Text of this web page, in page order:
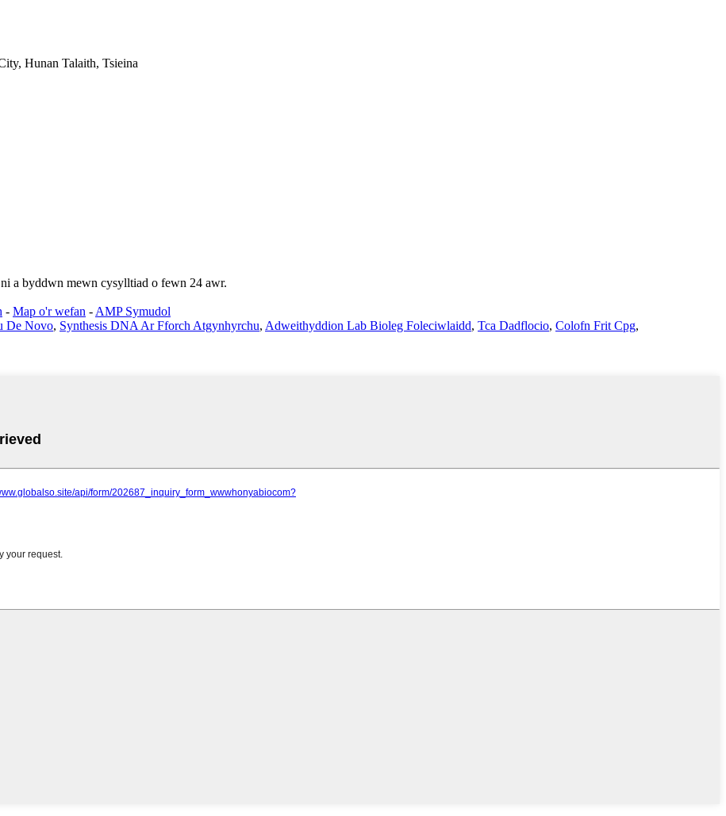
Hunan Talaith, Tsieina
a byddwn mewn cysylltiad o fewn 24 awr.
- Map o'r wefan - AMP Symudol
De Novo, Synthesis DNA Ar Fforch Atgynhyrchu, Adweithyddion Lab Bioleg Foleciwlaidd, Tca Dadflocio, Colofn Frit Cpg,